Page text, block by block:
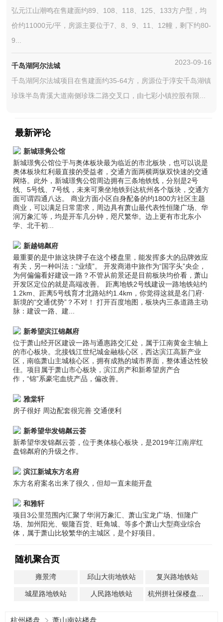
弘元江山潮鸣在售建面约89、108、118、125、133方户型，均
价约11000元/平，房源主要位于7、8、9、11、12幢，剩下约80-
9...
千岛湖阿尔法城 2023-09-16
千岛湖阿尔法城项目在售建面约35-64方，房源位于淳安千岛湖镇
珍珠半岛青溪大道南侧珍珠二路交叉口，由七彩小镇控股有限...
最新评论
新城璟隽公馆
新城璟隽公馆位于与奥体板块最为临近的市北板块，也可以说是
奥体板块红利最直接的受益者，交通方面两横两纵双快速的交通
网络。此外，新城璟隽公馆周边拥有三条地铁线，分别是2号
线、5号线、7号线，未来可乘坐地铁到达杭州各个版块，交通方
面可谓四通八达。 商业方面小区自身配备的约1800方社区主题
商业，可以满足日常需求，周边具有萧山最代表性恒隆广场、华
润万象汇等，均是开车几分钟，咫尺繁华。边上更有市北东小
学、北干初...
新越锦粼府
最重要的是中旅这块牌子在这个楼盘里，能发挥多大的品牌效应
有关，另一种叫法：“业绩”。 开发商港中旅作为“国字头”央企，
为何偏偏看好建设一路？不管从前景还是目前板块均价看，萧山
开发区定位的就是高端改善。 距离地铁2号线建设一路地铁站约
1.2km、距离5号线育才北路站约1.4km，你觉得这就是名门府·
新境的“交通优势”？不对！ 打开百度地图，板块内三条道路主动
脉：建设一路、建...
新希望滨江锦粼府
位于萧山经开区建设一路与通惠路交汇处，属于江南黄金主轴上
的市心板块。北接钱江世纪城金融核心区，西达滨江高新产业
区，南临萧山主城核心区，拥有成熟的城市界面，整体通达性较
佳。项目属于萧山市心板块，滨江房产和新希望房产合
作，“锦”系豪宅血统产品，偏改善。
雅棠轩
房子很好 周边配套很完善 交通便利
新希望华发锦粼云荟
新希望华发锦粼云荟，位于奥体核心板块，是2019年江南岸红
盘锦粼府的升级之作。
滨江新城东方名府
东方名府案名出来了很久，但却一直未能开盘
和雅轩
项目3公里范围内汇聚了华润万象汇、萧山宝龙广场、恒隆广
场、加州阳光、银隆百货、旺角城、等多个萧山大型商业综合
体，属于萧山比较繁华的主城区，是个好项目。
随机聚合页
雍景湾 邱山大街地铁站 复兴路地铁站
城星路地铁站 人民路地铁站
杭州楼盘 萧山南站楼盘